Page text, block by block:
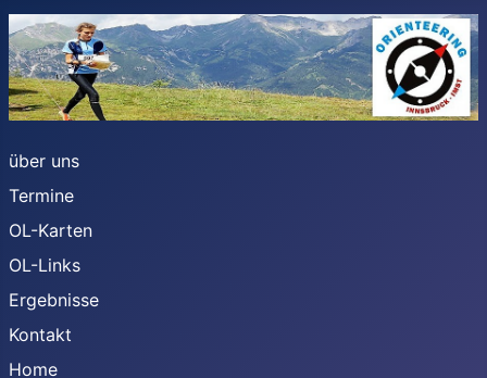
über uns
Termine
OL-Karten
OL-Links
Ergebnisse
Kontakt
Home